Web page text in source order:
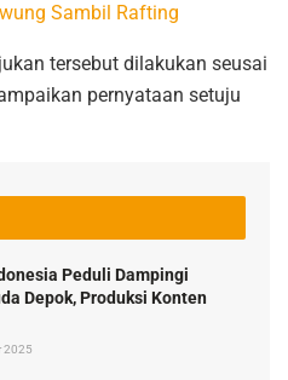
Sambil Rafting
tersebut dilakukan seusai
pernyataan setuju
Peduli Dampingi
Depok, Produksi Konten
2025